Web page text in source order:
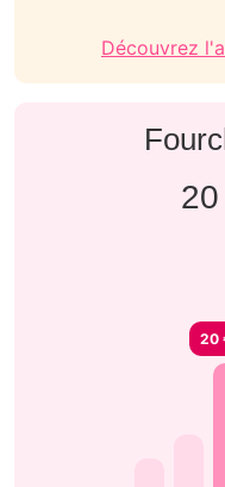
Découvrez
20